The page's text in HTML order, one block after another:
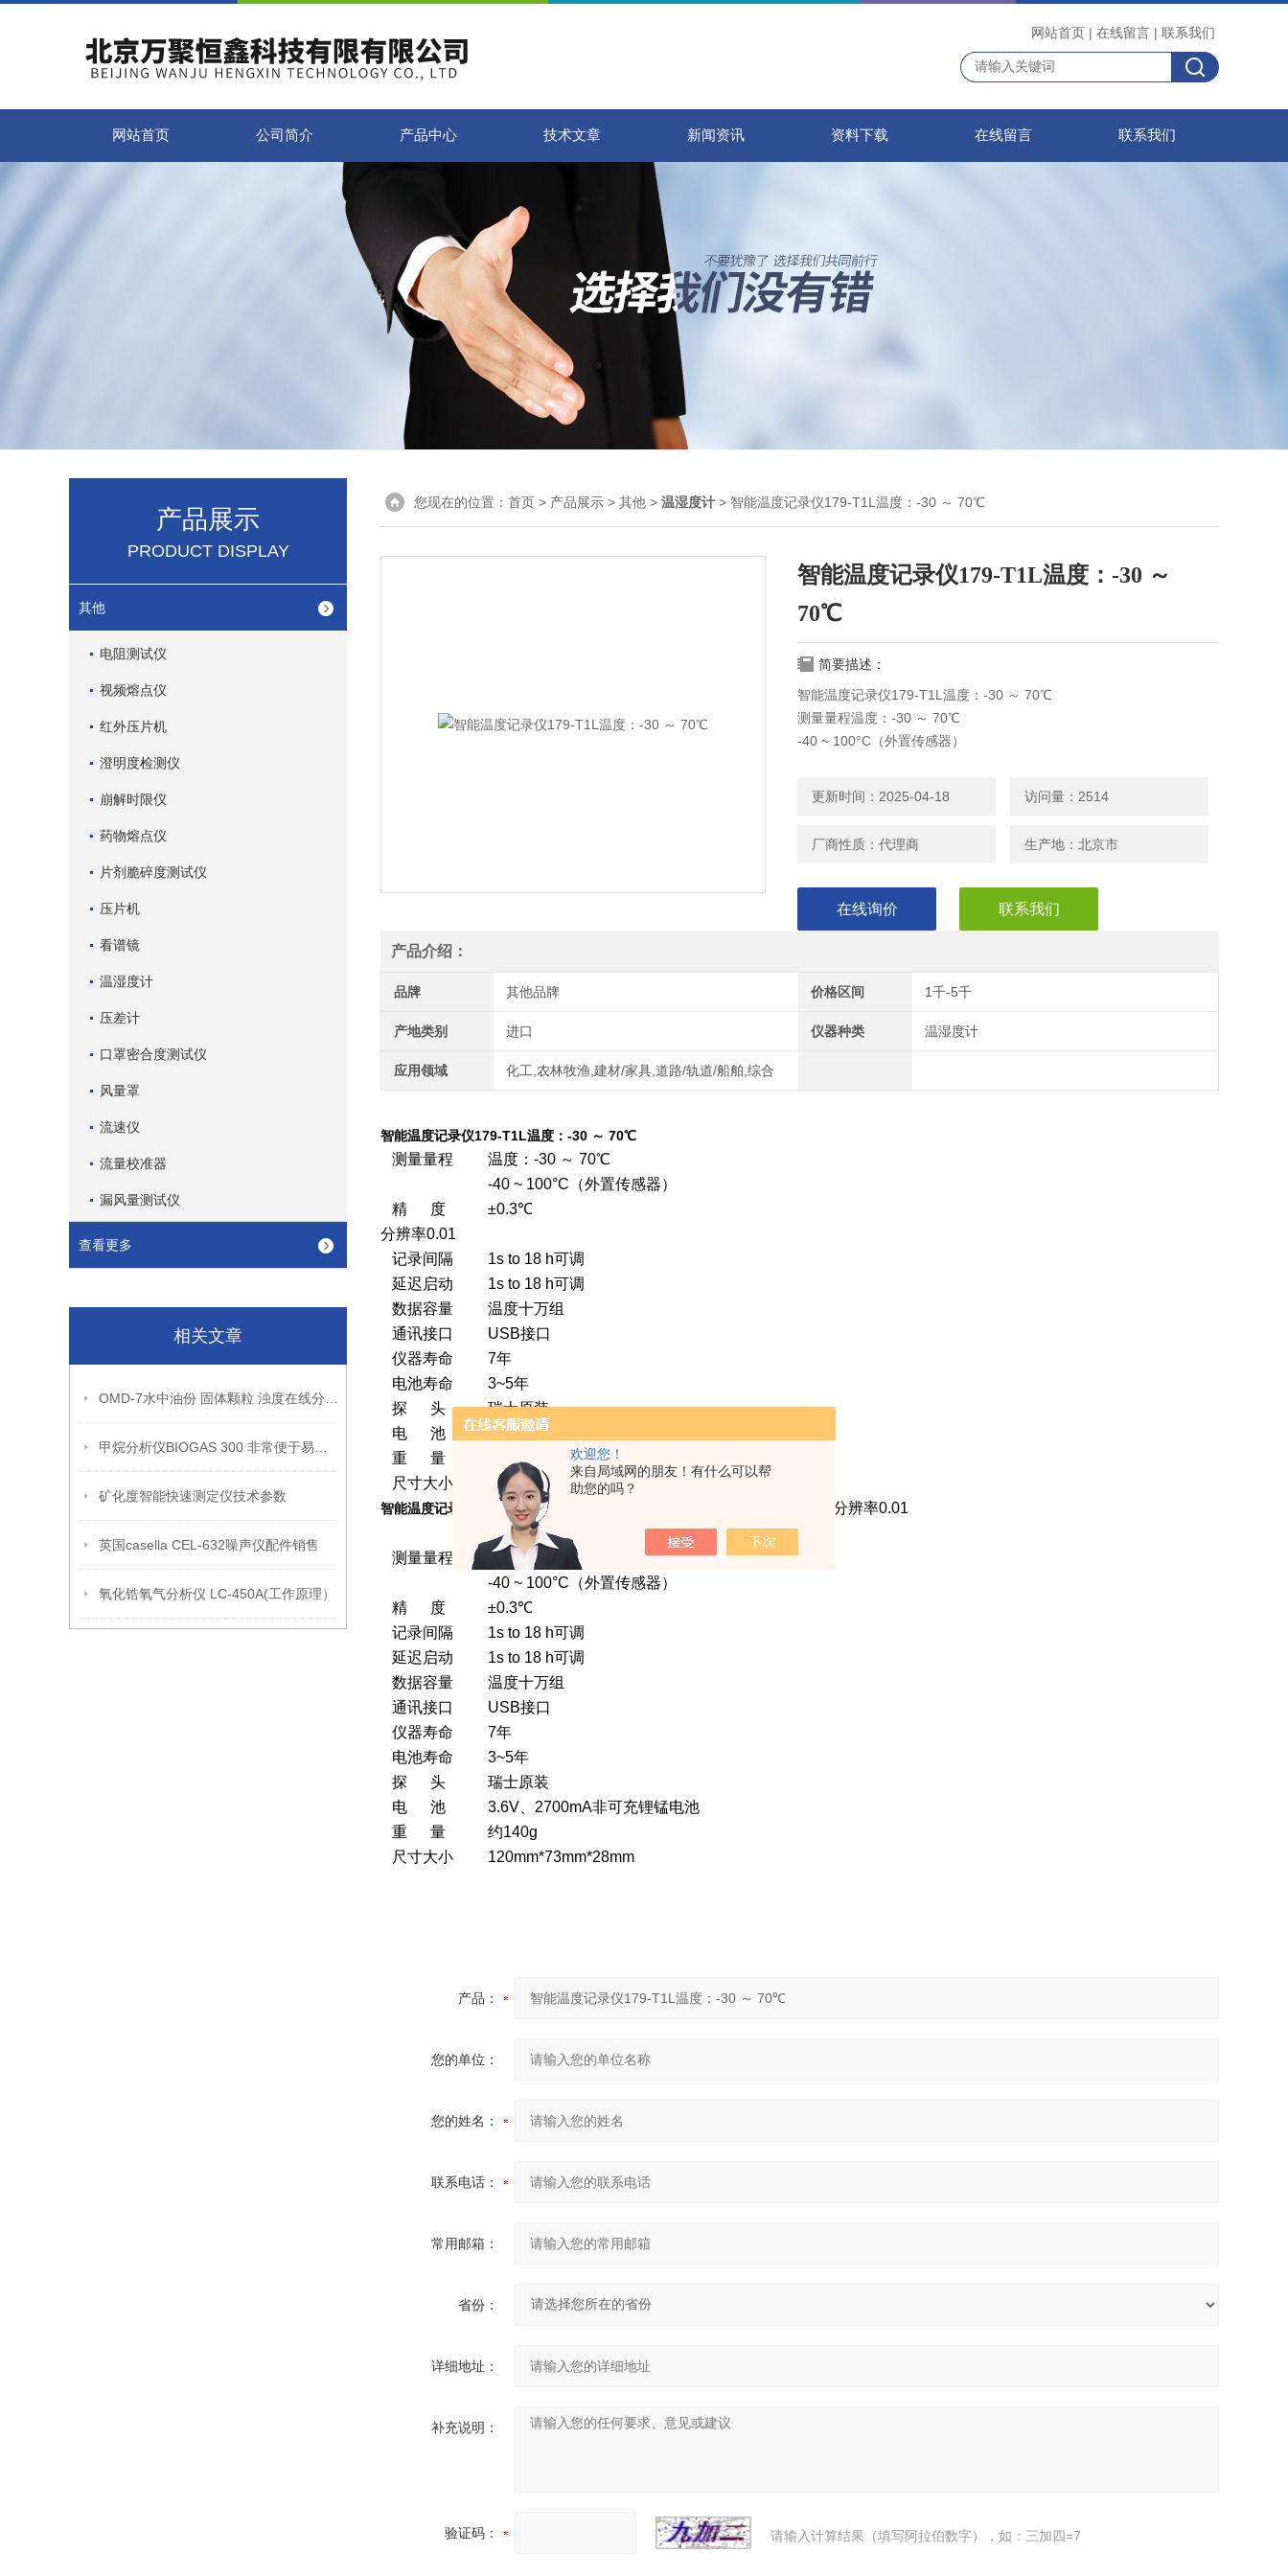
欢迎您！
来自局域网的朋友！有什么可以帮
助您的吗？
网站首页 | 在线留言 | 联系我们
网站首页 公司简介 产品中心 技术文章 新闻资讯 资料下载 在线留言 联系我们
产品展示
PRODUCT DISPLAY
其他
电阻测试仪
视频熔点仪
红外压片机
澄明度检测仪
崩解时限仪
药物熔点仪
片剂脆碎度测试仪
压片机
看谱镜
温湿度计
压差计
口罩密合度测试仪
风量罩
流速仪
流量校准器
漏风量测试仪
查看更多
相关文章
矿化度智能快速测定仪技术参数
英国casella CEL-632噪声仪配件销售
氧化锆氧气分析仪 LC-450A(工作原理）
您现在的位置： 首页 > 产品展示 > 其他 > 温湿度计 > 智能温度记录仪179-T1L温度：-30 ～ 70℃
智能温度记录仪179-T1L温度：-30 ～
70℃
简要描述：
智能温度记录仪179-T1L温度：-30 ～ 70℃
测量量程温度：-30 ～ 70℃
-40 ~ 100°C（外置传感器）
分辨率0.01
更新时间：2025-04-18 访问量：2514
厂商性质：代理商 生产地：北京市
在线询价 联系我们
产品介绍：
品牌 其他品牌 价格区间 1千-5千
产地类别 进口 仪器种类 温湿度计
应用领域 化工,农林牧渔,建材/家具,道路/轨道/船舶,综合
智能温度记录仪179-T1L温度：-30 ～ 70℃
测量量程
温度：-30 ～ 70℃
-40 ~ 100°C（外置传感器）
精 度
±0.3℃
分辨率0.01
记录间隔
1s to 18 h可调
延迟启动
1s to 18 h可调
数据容量
温度十万组
通讯接口
USB接口
仪器寿命
7年
电池寿命
3~5年
探 头
瑞士原装
电 池
3.6V、2700mA非可充锂锰电池
重 量
约140g
尺寸大小
120mm*73mm*28mm
智能温度记录仪179-T1L温度：-30 ～ 70℃
测量量程
温度：-30 ～ 70℃
-40 ~ 100°C（外置传感器）
精 度
±0.3℃
分辨率0.01
记录间隔
1s to 18 h可调
延迟启动
1s to 18 h可调
数据容量
温度十万组
通讯接口
USB接口
仪器寿命
7年
电池寿命
3~5年
探 头
瑞士原装
电 池
3.6V、2700mA非可充锂锰电池
重 量
约140g
尺寸大小
120mm*73mm*28mm
产品：
您的单位：
您的姓名：
联系电话：
常用邮箱：
省份：
详细地址：
补充说明：
验证码： 请输入计算结果（填写阿拉伯数字），如：三加四=7